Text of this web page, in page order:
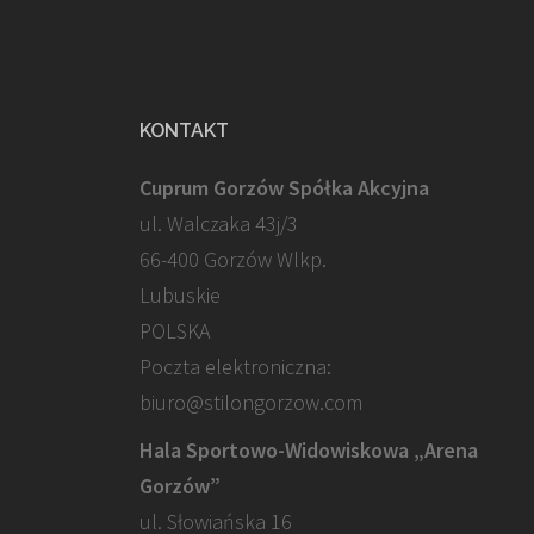
KONTAKT
Cuprum Gorzów Spółka Akcyjna
ul. Walczaka 43j/3
66-400 Gorzów Wlkp.
Lubuskie
POLSKA
Poczta elektroniczna:
biuro@stilongorzow.com
Hala Sportowo-Widowiskowa „Arena
Gorzów”
ul. Słowiańska 16